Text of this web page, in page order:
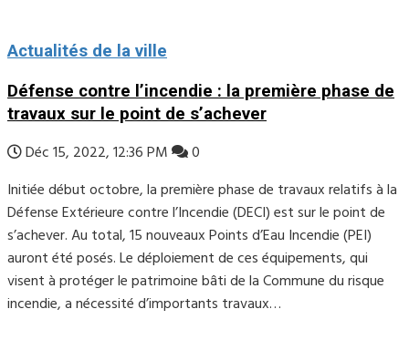
Actualités de la ville
Défense contre l’incendie : la première phase de
travaux sur le point de s’achever
Déc 15, 2022, 12:36 PM
0
Initiée début octobre, la première phase de travaux relatifs à la
Défense Extérieure contre l’Incendie (DECI) est sur le point de
s’achever. Au total, 15 nouveaux Points d’Eau Incendie (PEI)
auront été posés. Le déploiement de ces équipements, qui
visent à protéger le patrimoine bâti de la Commune du risque
incendie, a nécessité d’importants travaux…